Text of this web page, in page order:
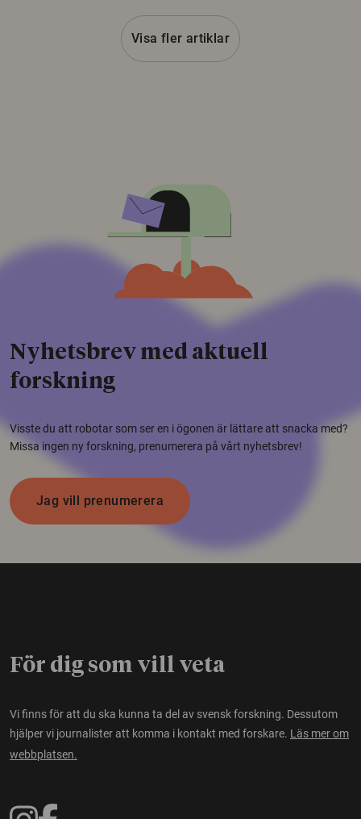
Visa fler artiklar
Nyhetsbrev med aktuell
forskning
Visste du att robotar som ser en i ögonen är lättare att snacka med?
Missa ingen ny forskning, prenumerera på vårt nyhetsbrev!
Jag vill prenumerera
För dig som vill veta
Vi finns för att du ska kunna ta del av svensk forskning. Dessutom
hjälper vi journalister att komma i kontakt med forskare. Läs mer om
webbplatsen.